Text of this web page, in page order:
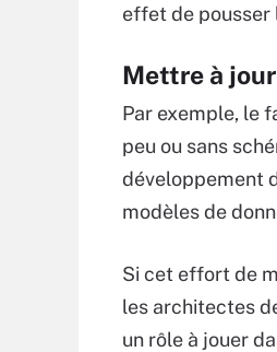
effet de pousser
Mettre à
Par exemple, le
peu ou sans
développement
modèles de
Si cet effort de
les architectes
un rôle à jouer